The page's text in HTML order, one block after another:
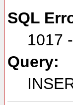
SQL
1017
Query: